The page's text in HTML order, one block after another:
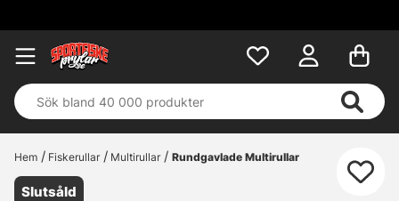
Hem Fiskerullar Multirullar Rundgavlade Multirullar
Slutsåld